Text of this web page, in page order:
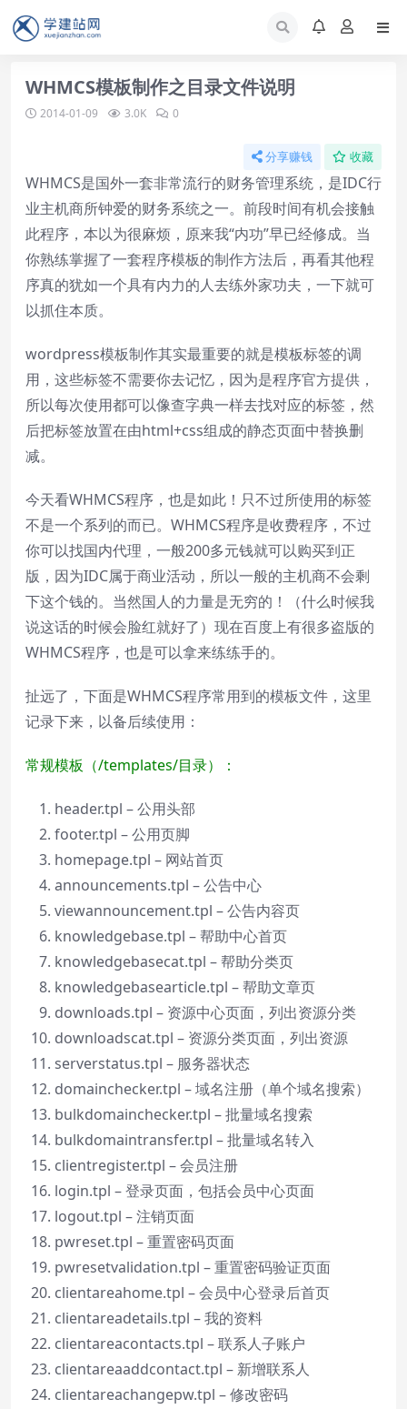
WHMCS模板制作之目录文件说明
2014-01-09 3.0K 0
分享赚钱 收藏
WHMCS是国外一套非常流行的财务管理系统，是IDC行
业主机商所钟爱的财务系统之一。前段时间有机会接触
此程序，本以为很麻烦，原来我“内功”早已经修成。当
你熟练掌握了一套程序模板的制作方法后，再看其他程
序真的犹如一个具有内力的人去练外家功夫，一下就可
以抓住本质。
wordpress模板制作其实最重要的就是模板标签的调
用，这些标签不需要你去记忆，因为是程序官方提供，
所以每次使用都可以像查字典一样去找对应的标签，然
后把标签放置在由html+css组成的静态页面中替换删
减。
今天看WHMCS程序，也是如此！只不过所使用的标签
不是一个系列的而已。WHMCS程序是收费程序，不过
你可以找国内代理，一般200多元钱就可以购买到正
版，因为IDC属于商业活动，所以一般的主机商不会剩
下这个钱的。当然国人的力量是无穷的！（什么时候我
说这话的时候会脸红就好了）现在百度上有很多盗版的
WHMCS程序，也是可以拿来练练手的。
扯远了，下面是WHMCS程序常用到的模板文件，这里
记录下来，以备后续使用：
常规模板（/templates/目录）：
header.tpl – 公用头部
footer.tpl – 公用页脚
homepage.tpl – 网站首页
announcements.tpl – 公告中心
viewannouncement.tpl – 公告内容页
knowledgebase.tpl – 帮助中心首页
knowledgebasecat.tpl – 帮助分类页
knowledgebasearticle.tpl – 帮助文章页
downloads.tpl – 资源中心页面，列出资源分类
downloadscat.tpl – 资源分类页面，列出资源
serverstatus.tpl – 服务器状态
domainchecker.tpl – 域名注册（单个域名搜索）
bulkdomainchecker.tpl – 批量域名搜索
bulkdomaintransfer.tpl – 批量域名转入
clientregister.tpl – 会员注册
login.tpl – 登录页面，包括会员中心页面
logout.tpl – 注销页面
pwreset.tpl – 重置密码页面
pwresetvalidation.tpl – 重置密码验证页面
clientareahome.tpl – 会员中心登录后首页
clientareadetails.tpl – 我的资料
clientareacontacts.tpl – 联系人子账户
clientareaaddcontact.tpl – 新增联系人
clientareachangepw.tpl – 修改密码